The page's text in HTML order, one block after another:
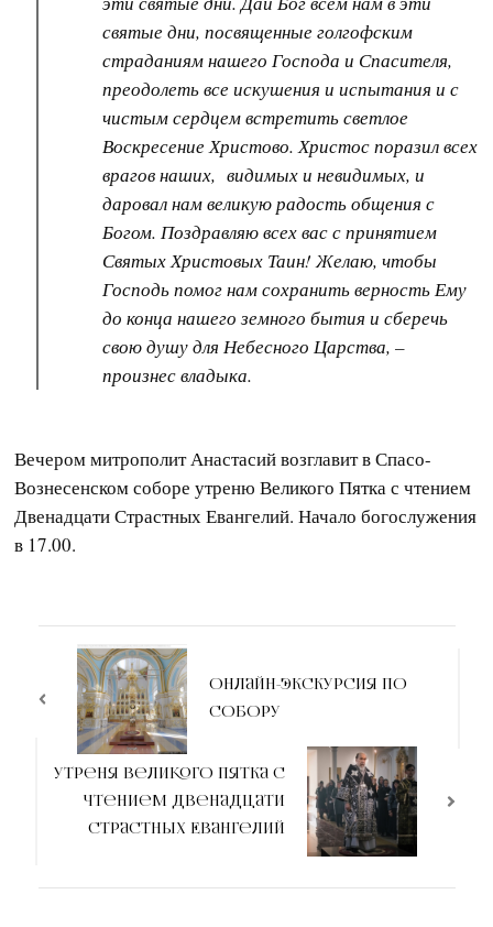
святые дни, посвященные голгофским
страданиям нашего Господа и Спасителя,
преодолеть все искушения и испытания и с
чистым сердцем встретить светлое
Воскресение Христово. Христос поразил всех
врагов наших, видимых и невидимых, и
даровал нам великую радость общения с
Богом. Поздравляю всех вас с принятием
Святых Христовых Таин! Желаю, чтобы
Господь помог нам сохранить верность Ему
до конца нашего земного бытия и сберечь
свою душу для Небесного Царства, –
произнес владыка.
Вечером митрополит Анастасий возглавит в Спасо-
Вознесенском соборе утреню Великого Пятка с чтением
Двенадцати Страстных Евангелий. Начало богослужения
в 17.00.
Навигация
по
записям
Онлайн-экскурсия по
собору
Утреня Великого Пятка с
чтением Двенадцати
Страстных Евангелий